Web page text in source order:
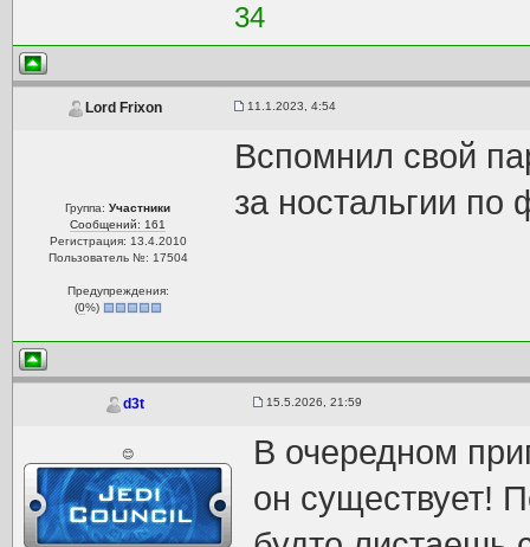
34
Lord Frixon 11.1.2023, 4:54
Группа:Участники
Сообщений: 161
Регистрация: 13.4.2010
Пользователь №: 17504
Предупреждения:
(0%)
Вспомнил свой
за ностальгии
d3t 15.5.2026, 21:59
😊
В очередном
он существует!